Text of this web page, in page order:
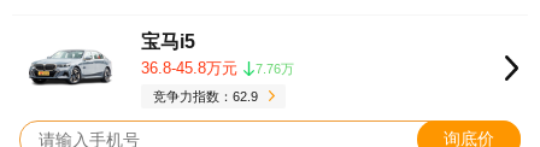
宝马i5
36.8-45.8万元
7.76万
竞争力指数：62.9
询底价